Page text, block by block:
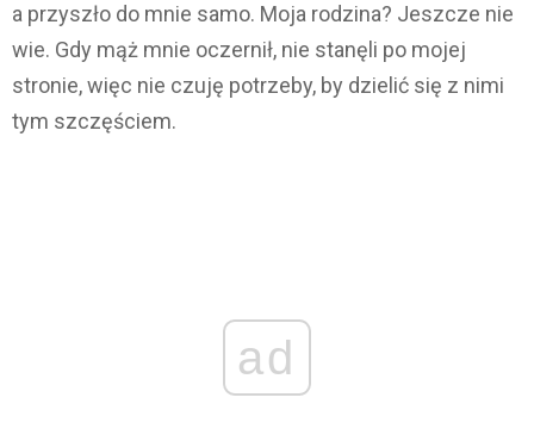
a przyszło do mnie samo. Moja rodzina? Jeszcze nie
wie. Gdy mąż mnie oczernił, nie stanęli po mojej
stronie, więc nie czuję potrzeby, by dzielić się z nimi
tym szczęściem.
ad